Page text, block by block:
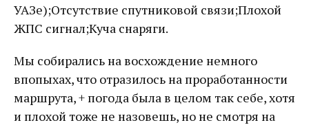
УАЗе);Отсутствие спутниковой связи;Плохой
ЖПС сигнал;Куча снаряги.
Мы собирались на восхождение немного
впопыхах, что отразилось на проработанности
маршрута, + погода была в целом так себе, хотя
и плохой тоже не назовешь, но не смотря на